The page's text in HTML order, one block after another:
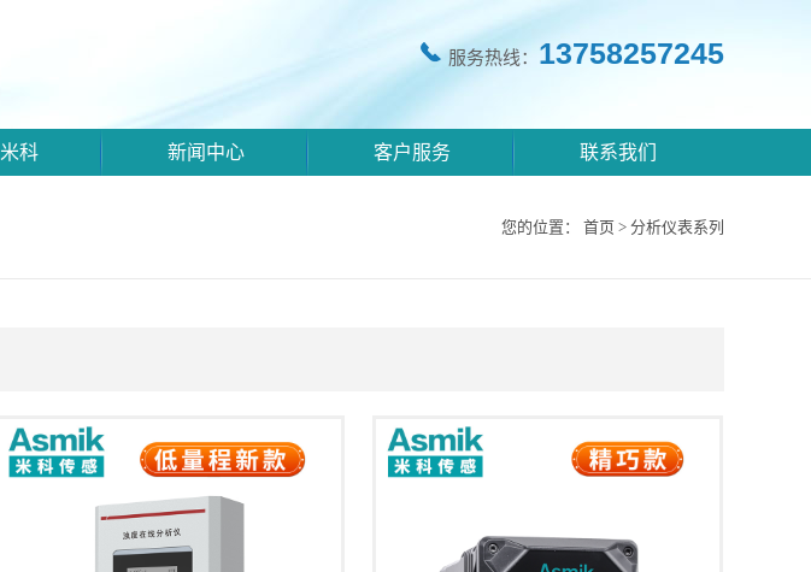
服务热线： 13758257245
科 新闻中心 客户服务 联系我们
您的位置： 首页 > 分析仪表系列